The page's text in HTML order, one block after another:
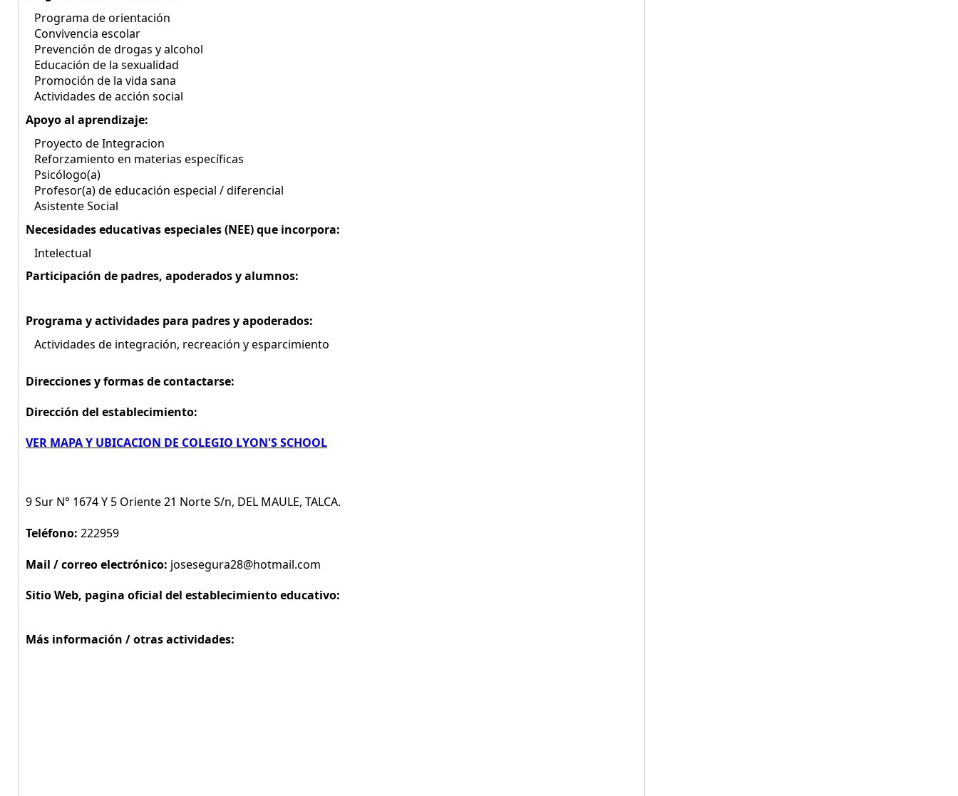
Programa de orientación
Convivencia escolar
Prevención de drogas y alcohol
Educación de la sexualidad
Promoción de la vida sana
Actividades de acción social
Apoyo al aprendizaje:
Proyecto de Integracion
Reforzamiento en materias específicas
Psicólogo(a)
Profesor(a) de educación especial / diferencial
Asistente Social
Necesidades educativas especiales (NEE) que incorpora:
Intelectual
Participación de padres, apoderados y alumnos:
Programa y actividades para padres y apoderados:
Actividades de integración, recreación y esparcimiento
Direcciones y formas de contactarse:
Dirección del establecimiento:
VER MAPA Y UBICACION DE COLEGIO LYON'S SCHOOL
9 Sur N° 1674 Y 5 Oriente 21 Norte S/n, DEL MAULE, TALCA.
Teléfono: 222959
Mail / correo electrónico: josesegura28@hotmail.com
Sitio Web, pagina oficial del establecimiento educativo:
Más información / otras actividades: